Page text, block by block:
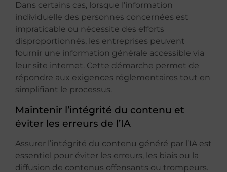
Dans certains cas, lorsque l’information
individuelle des personnes concernées est
impraticable ou nécessite des efforts
disproportionnés, les entreprises peuvent
fournir une information générale accessible via
leur site internet. Cette démarche permet de
répondre aux exigences réglementaires tout en
simplifiant le processus.
Maintenir l’intégrité du contenu et
éviter les erreurs de l’IA
Assurer l’intégrité du contenu généré par l’IA est
essentiel pour éviter les erreurs, les biais ou la
diffusion de contenus offensants ou trompeurs.